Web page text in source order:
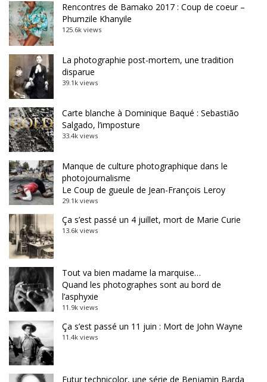
Rencontres de Bamako 2017 : Coup de coeur –
Phumzile Khanyile
125.6k views
La photographie post-mortem, une tradition
disparue
39.1k views
Carte blanche à Dominique Baqué : Sebastião
Salgado, l’imposture
33.4k views
Manque de culture photographique dans le
photojournalisme
Le Coup de gueule de Jean-François Leroy
29.1k views
Ça s’est passé un 4 juillet, mort de Marie Curie
13.6k views
Tout va bien madame la marquise…
Quand les photographes sont au bord de
l’asphyxie
11.9k views
Ça s’est passé un 11 juin : Mort de John Wayne
11.4k views
Futur technicolor, une série de Benjamin Barda